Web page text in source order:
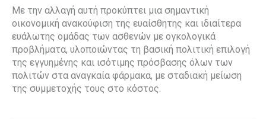
Με την αλλαγή αυτή προκύπτει μια σημαντική
οικονομική ανακούφιση της ευαίσθητης και ιδιαίτερα
ευάλωτης ομάδας των ασθενών με ογκολογικά
προβλήματα, υλοποιώντας τη βασική πολιτική επιλογή
της εγγυημένης και ισότιμης πρόσβασης όλων των
πολιτών στα αναγκαία φάρμακα, με σταδιακή μείωση
της συμμετοχής τους στο κόστος.